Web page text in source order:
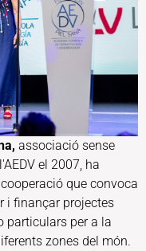
associació sense
el 2007, ha
que convoca
i finançar projectes
particulars per a la
zones del món.